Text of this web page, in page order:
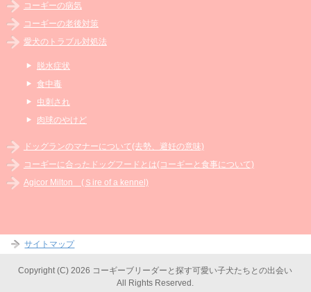
コーギーの病気
コーギーの老後対策
愛犬のトラブル対処法
脱水症状
食中毒
虫刺され
肉球のやけど
ドッグランのマナーについて(去勢、避妊の意味)
コーギーに合ったドッグフードとは(コーギーと食事について)
Agicor Milton (Ｓire of a kennel)
サイトマップ
Copyright (C) 2026 コーギーブリーダーと探す可愛い子犬たちとの出会い
All Rights Reserved.